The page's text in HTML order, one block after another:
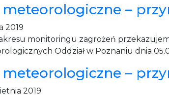
meteorologiczne –
2019
monitoringu zagrożeń
Oddział w Poznaniu dnia
meteorologiczne –
2019